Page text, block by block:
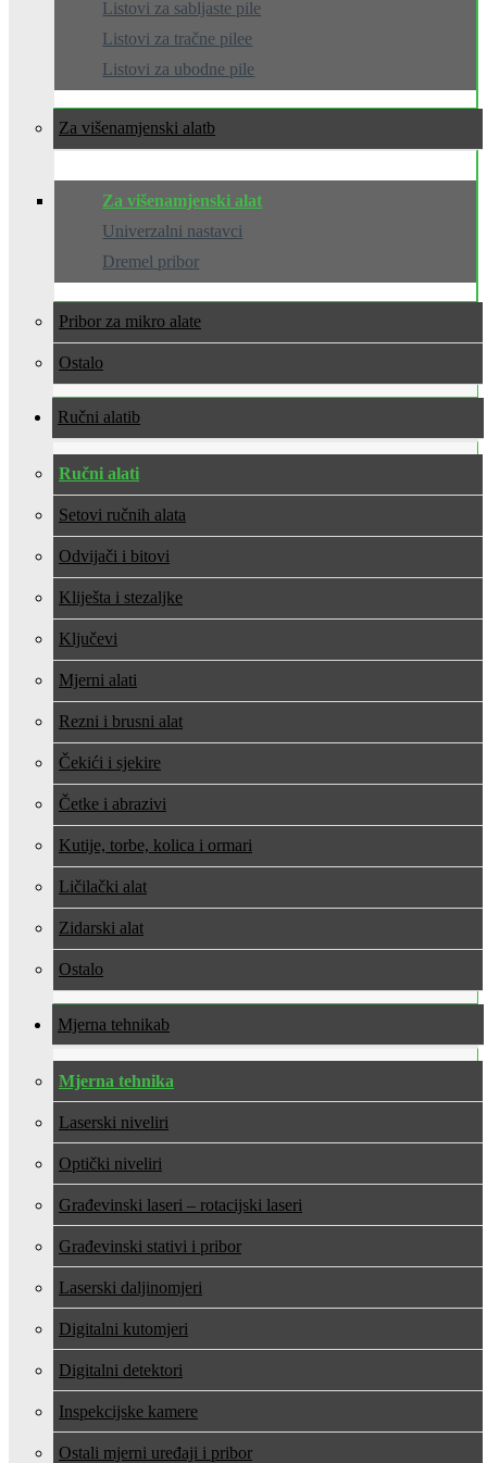
Listovi za sabljaste pile
Listovi za tračne pilee
Listovi za ubodne pile
Za višenamjenski alat
Za višenamjenski alat
Univerzalni nastavci
Dremel pribor
Pribor za mikro alate
Ostalo
Ručni alati
Ručni alati
Setovi ručnih alata
Odvijači i bitovi
Kliješta i stezaljke
Ključevi
Mjerni alati
Rezni i brusni alat
Čekići i sjekire
Četke i abrazivi
Kutije, torbe, kolica i ormari
Ličilački alat
Zidarski alat
Ostalo
Mjerna tehnika
Mjerna tehnika
Laserski niveliri
Optički niveliri
Građevinski laseri – rotacijski laseri
Građevinski stativi i pribor
Laserski daljinomjeri
Digitalni kutomjeri
Digitalni detektori
Inspekcijske kamere
Ostali mjerni uređaji i pribor